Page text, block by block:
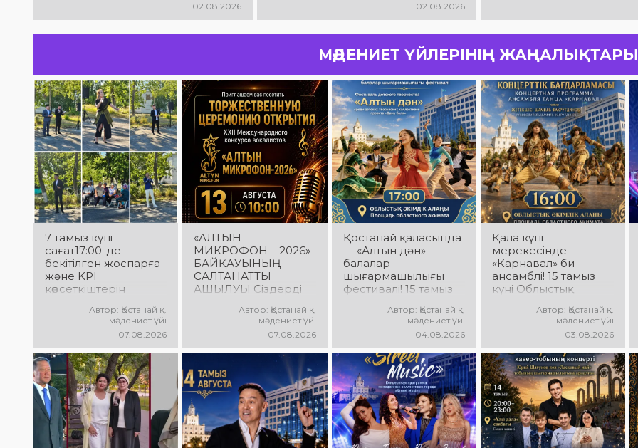
02.08.2026
халық шығармашылығы байқау
фестивалі қорытындысы
бойынша жүлделі III орынға қол
жеткізді. Қаламыздың барша
мәдениет саласында тер төгіп
жүрген қызметкерлері мен
өнерпаздарын шын жүректен
құттықтаймыз!
02.08.2026
байқауының
салтанатты түрде
МӘДЕНИЕТ ҮЙЛЕРІНІҢ ЖАҢАЛЫҚТАРЫ
7 тамыз күні
сағат17:00-де
бекітілген жоспарға
және KPI
көрсеткіштерін
«Таза Қазақстан»
экологиялық
акциясына арналған
көшпелі концерт
Меңдіқара
ауданының Красная
Пресня ауылында
өткізілді
Автор: Қостанай қ.
мәдениет үйі
07.08.2026
«АЛТЫН
МИКРОФОН – 2026»
БАЙҚАУЫНЫҢ
САЛТАНАТТЫ
АШЫЛУЫ Сіздерді
«Алтын микрофон –
халықаралық
байқауының
салтанатты ашылу
рәсіміне шақырамыз!
Бұл күні түрлі
елдерден келген
талантты
орындаушылар бас
қосып, үлкен
Автор: Қостанай қ.
мәдениет үйі
07.08.2026
Қостанай қаласында
— «Алтын дән»
балалар
шығармашылығы
фестивалі! 15 тамыз
әкімдік алаңында
«Даму бала»
жобасының балалар
шығармашылық
ұжымдары
қатысатын «Алтын
дән» фестивалі өтеді!
Сіздерді жас
таланттардың
жарқын өнері, әсем
әндер, әсерлі билер
Автор: Қостанай қ.
мәдениет үйі
04.08.2026
Қала күні
мерекесінде —
«Карнавал» би
ансамблі! 15 тамыз
күні Облыстық
«Карнавал» би
ансамблінің
бағдарламасы өтеді!
Ансамбль жетекшісі
— Шамиль
Фахрутдинов.
Сіздерді әсерлі
хореографиялық
қойылымдар,
жарқын бейнелер,
Автор: Қостанай қ.
мәдениет үйі
03.08.2026